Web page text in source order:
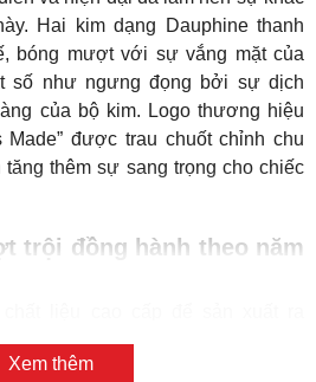
Hai kim dạng Dauphine thanh
bóng mượt với sự vắng mặt của
số như ngưng đọng bởi sự dịch
của bộ kim. Logo thương hiệu
Made” được trau chuốt chỉnh chu
thêm sự sang trọng cho chiếc
trội đồng hành theo năm
lượng cao đó là thép không gỉ
đánh bóng bền màu. Movado
Xem thêm